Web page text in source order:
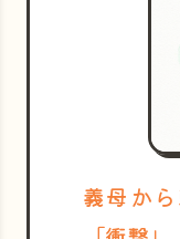
義母か